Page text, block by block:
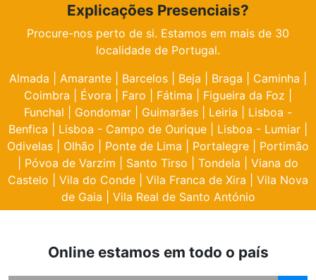
Explicações Presenciais?
Procure-nos perto de si. Estamos em mais de 30
localidade de Portugal.
Almada
Amarante Barcelos Beja Braga Caminha
Coimbra
Évora Faro Fátima Figueira da Foz
Funchal
Gondomar Guimarães Leiria
Lisboa -
Benfica
Lisboa - Campo de Ourique Lisboa - Lumiar
Odivelas
Olhão Ponte de Lima Portalegre
Portimão
Póvoa de Varzim Santo Tirso Tondela
Viana do
Castelo
Vila do Conde Vila Franca de Xira
Vila Nova
de Gaia
Vila Real de Santo António
Online estamos em todo o país